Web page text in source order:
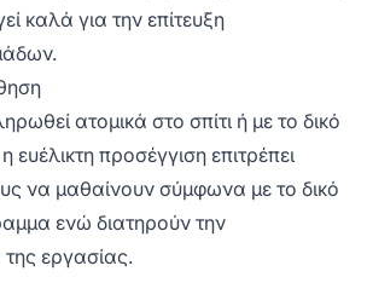
καλά για την επίτευξη
ατομικά στο σπίτι ή με το δικό
προσέγγιση επιτρέπει
να μαθαίνουν σύμφωνα με το δικό
ενώ διατηρούν την
εργασίας.